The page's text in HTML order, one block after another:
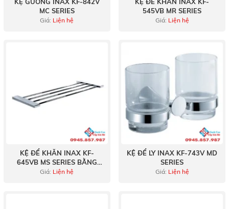
KỆ GƯƠNG INAX KF-842V
MC SERIES
Giá: Liện hệ
KỆ ĐỂ KHĂN INAX KF-
545VB MR SERIES
Giá: Liện hệ
KỆ ĐỂ KHĂN INAX KF-
645VB MS SERIES BẰNG
INOX
Giá: Liện hệ
KỆ ĐỂ LY INAX KF-743V MD
SERIES
Giá: Liện hệ